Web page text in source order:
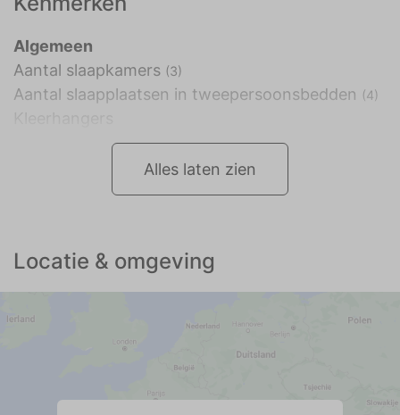
Algemeen
Aantal slaapkamers (3)
Aantal slaapplaatsen in tweepersoonsbedden (4)
Alles laten zien
Locatie & omgeving